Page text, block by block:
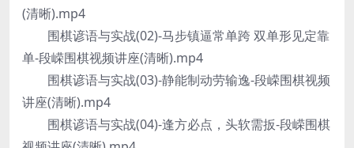
(清晰).mp4
围棋谚语与实战(02)-马步镇逼常单跨 双单形见定靠
单-段嵘围棋视频讲座(清晰).mp4
围棋谚语与实战(03)-静能制动劳输逸-段嵘围棋视频
讲座(清晰).mp4
围棋谚语与实战(04)-逢方必点，头软需扳-段嵘围棋